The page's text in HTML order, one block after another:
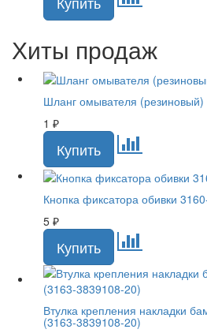
Хиты продаж
Шланг омывателя (резиновый)
1 ₽
Кнопка фиксатора обивки
5 ₽
Втулка крепления накладки
(3163-3839108-20)